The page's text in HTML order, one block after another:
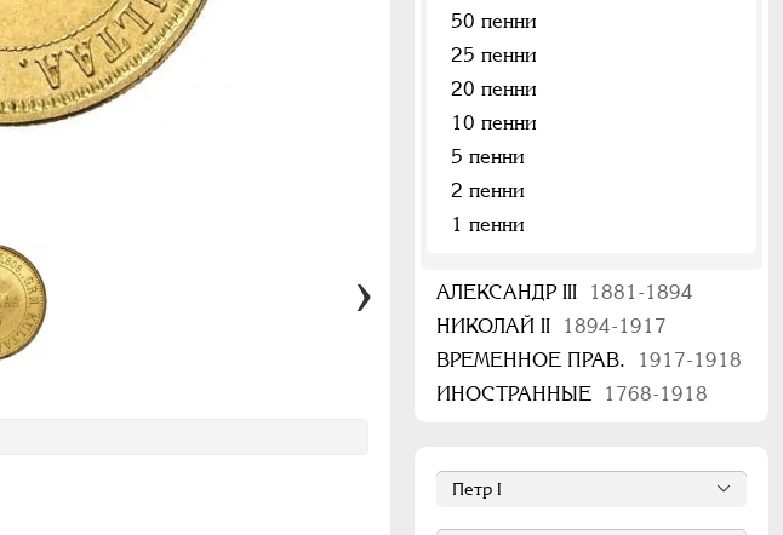
50 пенни
25 пенни
20 пенни
10 пенни
5 пенни
2 пенни
1 пенни
АЛЕКСАНДР III
1881-1894
НИКОЛАЙ II
1894-1917
ВРЕМЕННОЕ ПРАВ.
1917-1918
ИНОСТРАННЫЕ
1768-1918